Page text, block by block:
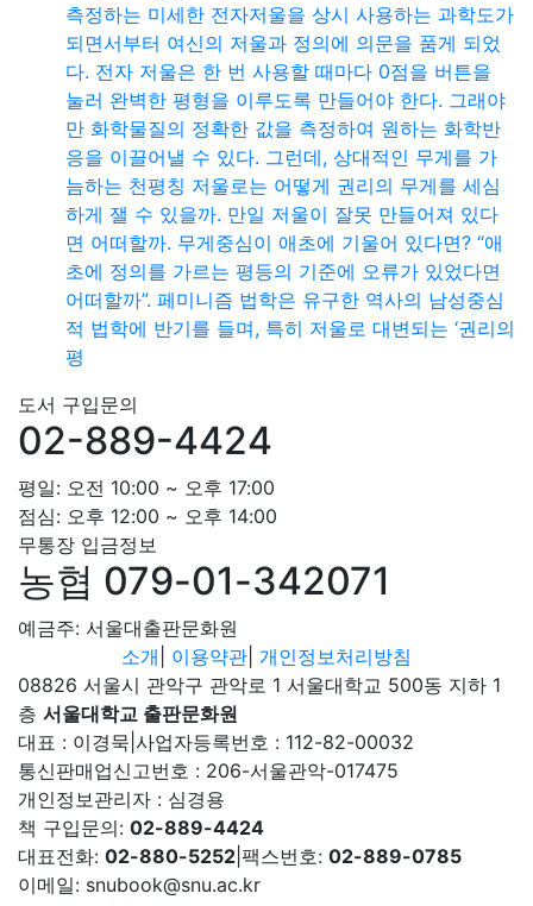
측정하는 미세한 전자저울을 상시 사용하는 과학도가
되면서부터 여신의 저울과 정의에 의문을 품게 되었
다. 전자 저울은 한 번 사용할 때마다 0점을 버튼을
눌러 완벽한 평형을 이루도록 만들어야 한다. 그래야
만 화학물질의 정확한 값을 측정하여 원하는 화학반
응을 이끌어낼 수 있다. 그런데, 상대적인 무게를 가
늠하는 천평칭 저울로는 어떻게 권리의 무게를 세심
하게 잴 수 있을까. 만일 저울이 잘못 만들어져 있다
면 어떠할까. 무게중심이 애초에 기울어 있다면? “애
초에 정의를 가르는 평등의 기준에 오류가 있었다면
어떠할까”. 페미니즘 법학은 유구한 역사의 남성중심
적 법학에 반기를 들며, 특히 저울로 대변되는 ‘권리의
평
도서 구입문의
02-889-4424
평일: 오전 10:00 ~ 오후 17:00
점심: 오후 12:00 ~ 오후 14:00
무통장 입금정보
농협 079-01-342071
예금주: 서울대출판문화원
소개
이용약관 개인정보처리방침
08826 서울시 관악구 관악로 1 서울대학교 500동 지하 1
층 서울대학교 출판문화원
대표 : 이경묵 사업자등록번호 : 112-82-00032
통신판매업신고번호 : 206-서울관악-017475
개인정보관리자 : 심경용
책 구입문의: 02-889-4424
대표전화: 02-880-5252 팩스번호: 02-889-0785
이메일: snubook@snu.ac.kr